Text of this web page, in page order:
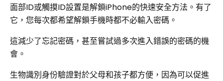
面部ID或觸摸ID設置是解鎖iPhone的快速安全方法。有了
它，您每次都希望解鎖手機時都不必輸入密碼。
這減少了忘記密碼，甚至嘗試過多次進入錯誤的密碼的機
會。
生物識別身份驗證對於父母和孩子都方便，因為可以促進